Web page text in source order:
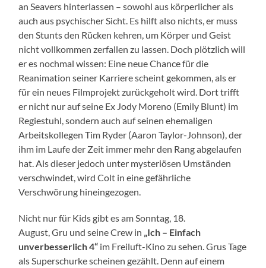
an Seavers hinterlassen – sowohl aus körperlicher als
auch aus psychischer Sicht. Es hilft also nichts, er muss
den Stunts den Rücken kehren, um Körper und Geist
nicht vollkommen zerfallen zu lassen. Doch plötzlich will
er es nochmal wissen: Eine neue Chance für die
Reanimation seiner Karriere scheint gekommen, als er
für ein neues Filmprojekt zurückgeholt wird. Dort trifft
er nicht nur auf seine Ex Jody Moreno (Emily Blunt) im
Regiestuhl, sondern auch auf seinen ehemaligen
Arbeitskollegen Tim Ryder (Aaron Taylor-Johnson), der
ihm im Laufe der Zeit immer mehr den Rang abgelaufen
hat. Als dieser jedoch unter mysteriösen Umständen
verschwindet, wird Colt in eine gefährliche
Verschwörung hineingezogen.
Nicht nur für Kids gibt es am Sonntag, 18.
August, Gru und seine Crew in „Ich – Einfach
unverbesserlich 4“ im Freiluft-Kino zu sehen. Grus Tage
als Superschurke scheinen gezählt. Denn auf einem